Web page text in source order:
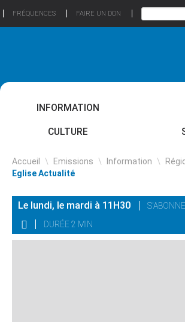
FRÉQUENCES FAIRE UN DON
INFORMATION
CULTURE
Accueil \ Emissions \ Information \
Eglise Actualité
Le lundi, le mardi à 11H30
DURÉE 2 MIN